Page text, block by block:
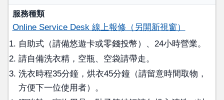
Online Service Desk 線上報修（另開新視窗）
自助式（請備悠遊卡或零錢投幣）、24小時營業。
請自備洗衣精，空瓶、空袋請帶走。
洗衣時程35分鐘，烘衣45分鐘（請留意時間取物，
方便下一位使用者）。